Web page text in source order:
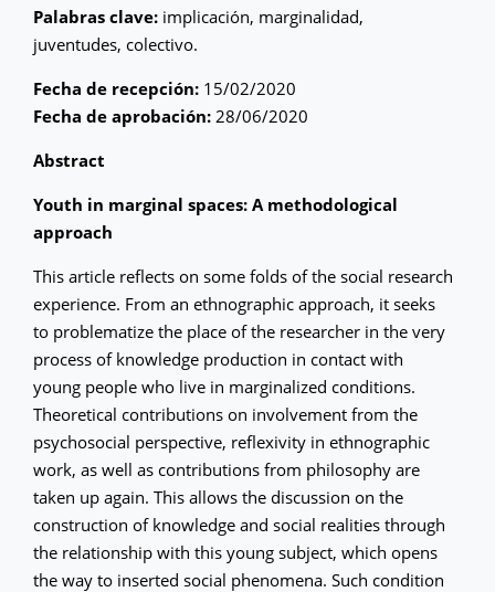
Palabras clave: implicación, marginalidad,
juventudes, colectivo.
Fecha de recepción: 15/02/2020
Fecha de aprobación: 28/06/2020
Abstract
Youth in marginal spaces: A methodological
approach
This article reflects on some folds of the social research
experience. From an ethnographic approach, it seeks
to problematize the place of the researcher in the very
process of knowledge production in contact with
young people who live in marginalized conditions.
Theoretical contributions on involvement from the
psychosocial perspective, reflexivity in ethnographic
work, as well as contributions from philosophy are
taken up again. This allows the discussion on the
construction of knowledge and social realities through
the relationship with this young subject, which opens
the way to inserted social phenomena. Such condition